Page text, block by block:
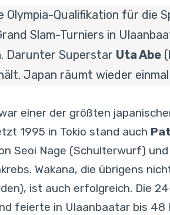
Olympia-Qualifikation für die
Slam-Turniers in
Darunter Superstar Uta Abe
Japan räumt wieder
einer der größten
1995 in Tokio stand auch
Seoi Nage (Schulterwurf)
Wakana, die übrigens
ist auch erfolgreich. Die
feierte in Ulaanbaatar bis 48